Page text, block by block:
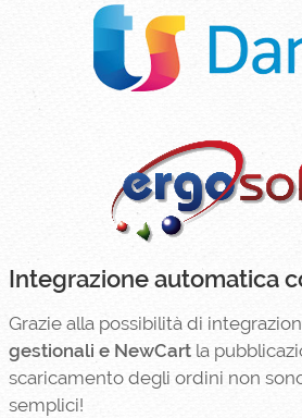
Integrazione automatica
Grazie alla possibilità di
gestionali e NewCart la
scaricamento degli ordini non
semplici!